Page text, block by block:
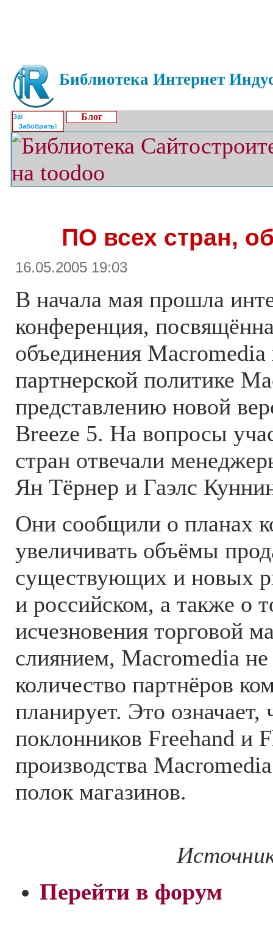
Библиотека Интернет
Забобрить!
Блог
ПО всех стран,
16.05.2005 19:03
В начала мая прошла
конференция,
объединения
партнерской политике
представлению новой
Breeze 5. На вопросы
стран отвечали
Ян Тёрнер и Гаэлс
Они сообщили о планах
увеличивать объёмы
существующих и новых
и российском, а также о
исчезновения торговой
слиянием, Macromedia
количество партнёров
планирует. Это означает,
поклонников Freehand и
производства
полок магазинов.
Перейти в форум